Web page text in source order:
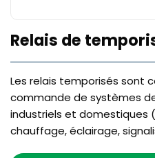
Relais de
Les relais temporisés sont
commande de systèmes
industriels et domestiques
chauffage, éclairage,